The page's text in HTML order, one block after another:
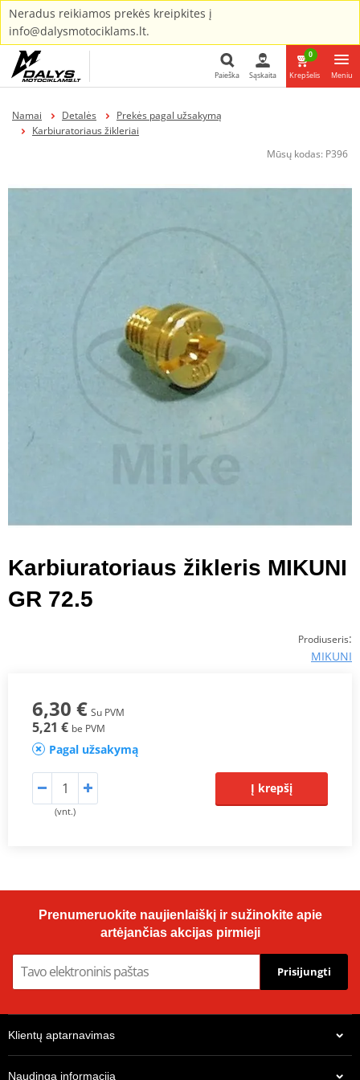
Neradus reikiamos prekės kreipkites į
info@dalysmotociklams.lt.
Paieška Sąskaita
0
Krepšelis Meniu
Namai Detalės
Prekės pagal užsakymą
Karbiuratoriaus žikleriai
Mūsų kodas: P396
Karbiuratoriaus žikleris MIKUNI
GR 72.5
Prodiuseris:
MIKUNI
6,30 € Su PVM
5,21 € be PVM
Pagal užsakymą
(vnt.)
Į krepšį
Prenumeruokite naujienlaiškį ir sužinokite apie
artėjančias akcijas pirmieji
Prisijungti
Klientų aptarnavimas
Naudinga informacija